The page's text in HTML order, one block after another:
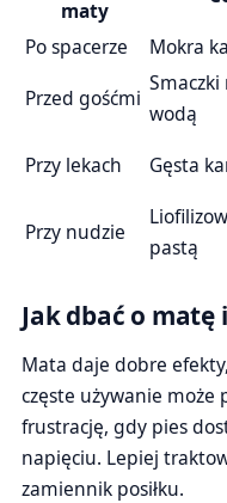
maty
Po spacerze
Mokra
Przed gośćmi
wodą
Przy lekach
Gęsta
Przy nudzie
pastą
Jak dbać o matę
Mata daje dobre
częste używanie może
frustrację, gdy pies
napięciu. Lepiej
zamiennik posiłku.